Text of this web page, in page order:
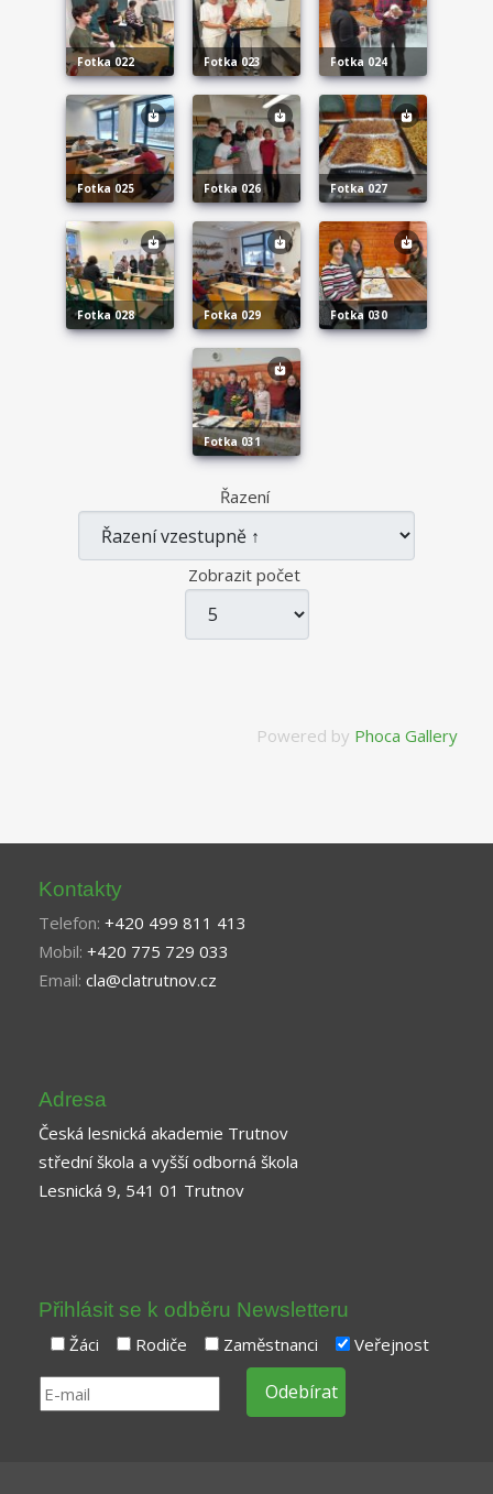
fotka 022 fotka 023 fotka 024
fotka 025 fotka 026 fotka 027
fotka 028 fotka 029 fotka 030
fotka 031
Řazení
Zobrazit počet
Powered by Phoca Gallery
Kontakty
Telefon: +420 499 811 413
Mobil: +420 775 729 033
Email: cla@clatrutnov.cz
Adresa
Česká lesnická akademie Trutnov
střední škola a vyšší odborná škola
Lesnická 9, 541 01 Trutnov
Přihlásit se k odběru Newsletteru
Žáci Rodiče Zaměstnanci Veřejnost